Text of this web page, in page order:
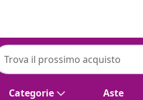
Categorie Aste